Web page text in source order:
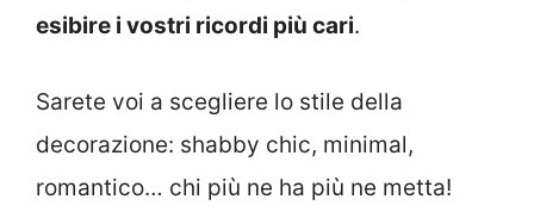
esibire i vostri ricordi più cari.
Sarete voi a scegliere lo stile della
decorazione: shabby chic, minimal,
romantico… chi più ne ha più ne metta!